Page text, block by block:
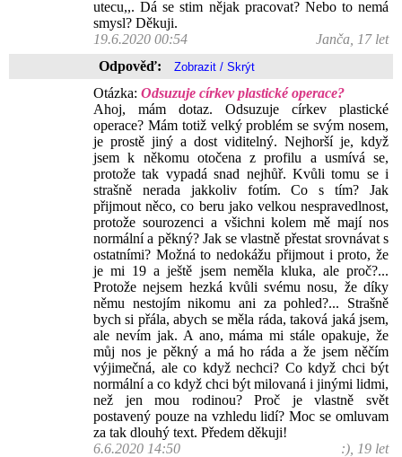
utecu,,. Dá se stim nějak pracovat? Nebo to nemá
smysl? Děkuji.
19.6.2020 00:54
Janča, 17 let
Odpověď:
Otázka: Odsuzuje církev plastické operace?
Ahoj, mám dotaz. Odsuzuje církev plastické
operace? Mám totiž velký problém se svým nosem,
je prostě jiný a dost viditelný. Nejhorší je, když
jsem k někomu otočena z profilu a usmívá se,
protože tak vypadá snad nejhůř. Kvůli tomu se i
strašně nerada jakkoliv fotím. Co s tím? Jak
přijmout něco, co beru jako velkou nespravedlnost,
protože sourozenci a všichni kolem mě mají nos
normální a pěkný? Jak se vlastně přestat srovnávat s
ostatními? Možná to nedokážu přijmout i proto, že
je mi 19 a ještě jsem neměla kluka, ale proč?...
Protože nejsem hezká kvůli svému nosu, že díky
němu nestojím nikomu ani za pohled?... Strašně
bych si přála, abych se měla ráda, taková jaká jsem,
ale nevím jak. A ano, máma mi stále opakuje, že
můj nos je pěkný a má ho ráda a že jsem něčím
výjimečná, ale co když nechci? Co když chci být
normální a co když chci být milovaná i jinými lidmi,
než jen mou rodinou? Proč je vlastně svět
postavený pouze na vzhledu lidí? Moc se omluvam
za tak dlouhý text. Předem děkuji!
6.6.2020 14:50
:), 19 let